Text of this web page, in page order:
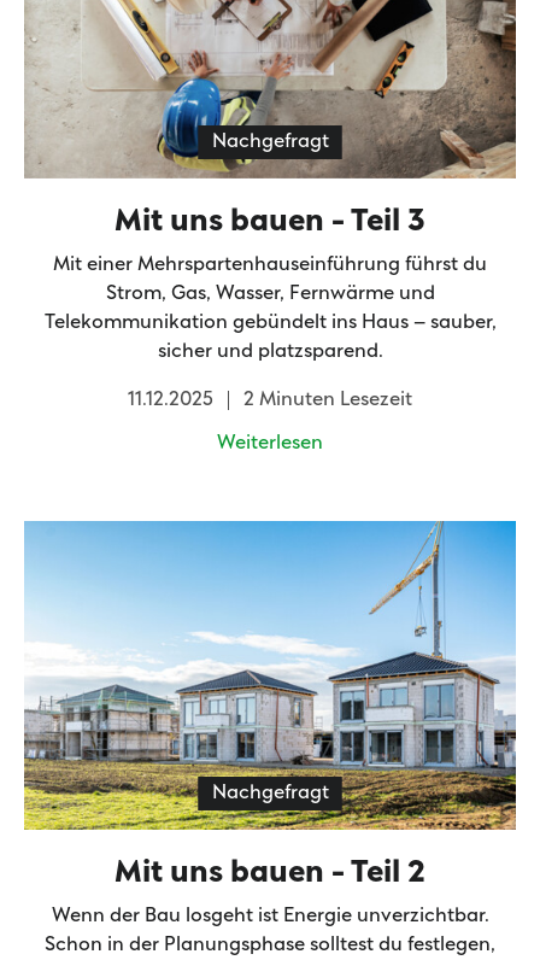
Nachgefragt
Mit uns bauen - Teil 3
Mit einer Mehrspartenhauseinführung führst du
Strom, Gas, Wasser, Fernwärme und
Telekommunikation gebündelt ins Haus – sauber,
sicher und platzsparend.
11.12.2025 2 Minuten Lesezeit
Weiterlesen
Nachgefragt
Mit uns bauen - Teil 2
Wenn der Bau losgeht ist Energie unverzichtbar.
Schon in der Planungsphase solltest du festlegen,